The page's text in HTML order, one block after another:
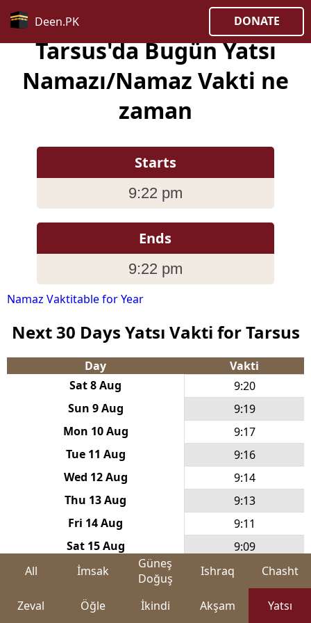
Deen.PK DONATE
Tarsus'da Bugün Yatsı
Namazı/Namaz Vakti ne
zaman
Starts
9:22 pm
Ends
9:22 pm
Namaz Vaktitable for Year
Next 30 Days Yatsı Vakti for Tarsus
Day
Vakti
Sat 8 Aug
9:20
Sun 9 Aug
9:19
Mon 10 Aug
9:17
Tue 11 Aug
9:16
Wed 12 Aug
9:14
Thu 13 Aug
9:13
Fri 14 Aug
9:11
Sat 15 Aug
9:09
Sun 16 Aug
9:08
9:06
Tue 18 Aug
All İmsak
Güneş
Doğuş
Ishraq Chasht
Zeval Öğle İkindi Akşam Yatsı